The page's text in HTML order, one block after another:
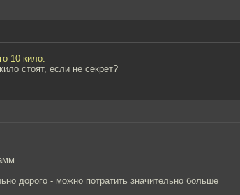
10 кило.
стоят, если не секрет?
дорого - можно потратить значительно больше